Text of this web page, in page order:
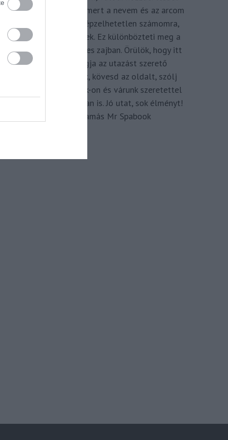
megkomponálva, mert a nevem és az arcom
adom hozzá. Elképzelhetetlen számomra,
hogy ne így tegyek. Ez különbözteti meg a
Spabook-ot a netes zajban. Örülök, hogy itt
vagy, légy tagja az utazást szerető
Közösségünknek, kövesd az oldalt, szólj
hozzá a Facebook-on és várunk szeretettel
zárt csoportunkban is. Jó utat, sok élményt!
Kassay Tamás Mr Spabook